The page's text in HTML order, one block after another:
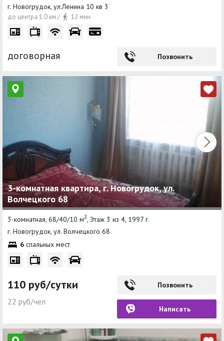
г. Новогрудок, ул.Ленина 10 кв 3
до центра 1.0 км / 12 мин
договорная Позвонить
3-комнатная квартира, г. Новогрудок, ул.
Волчецкого 68
3-комнатная, 68/40/10 м2, Этаж 3 из 4, 1997 г.
г. Новогрудок, ул. Волчецкого 68
6 спальных мест
110 руб/сутки
22 руб/чел
Позвонить
Написать